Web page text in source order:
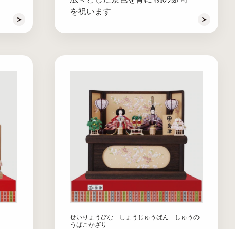
を祝います
せいりょうびな しょうじゅうばん しゅうの
うばこかざり